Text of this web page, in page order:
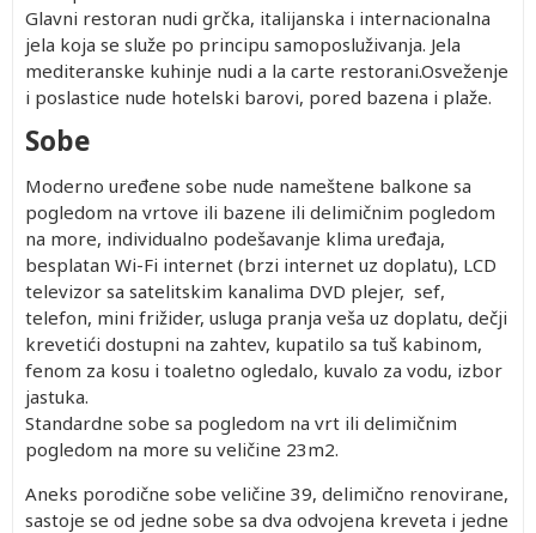
Glavni restoran nudi grčka, italijanska i internacionalna
jela koja se služe po principu samoposluživanja. Jela
mediteranske kuhinje nudi a la carte restorani.Osveženje
i poslastice nude hotelski barovi, pored bazena i plaže.
Sobe
Moderno uređene sobe nude nameštene balkone sa
pogledom na vrtove ili bazene ili delimičnim pogledom
na more, individualno podešavanje klima uređaja,
besplatan Wi-Fi internet (brzi internet uz doplatu), LCD
televizor sa satelitskim kanalima DVD plejer, sef,
telefon, mini frižider, usluga pranja veša uz doplatu, dečji
krevetići dostupni na zahtev, kupatilo sa tuš kabinom,
fenom za kosu i toaletno ogledalo, kuvalo za vodu, izbor
jastuka.
Standardne sobe sa pogledom na vrt ili delimičnim
pogledom na more su veličine 23m2.
Aneks porodične sobe veličine 39, delimično renovirane,
sastoje se od jedne sobe sa dva odvojena kreveta i jedne
Drugo
dete 2-
11.99
god.
(Prvo
dete 2-
11.99)
920.00
920.00
789.00
746.00
1.Dodatni
ležaj
1,155.00
1,155.00
982.00
923.00
Prvo
dete 0-
1.99
god.
Besplatno
Besplatno
Besplatno
Besplatno
Prvo
dete 2-
11.99
god.
920.00
920.00
789.00
746.00
2.Dodatni
ležaj
1,155.00
1,155.00
982.00
923.00